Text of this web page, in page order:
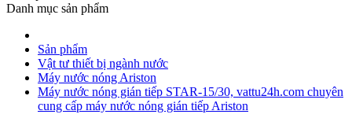
Danh mục sản phẩm
Sản phẩm
Vật tư thiết bị ngành nước
Máy nước nóng Ariston
Máy nước nóng gián tiếp STAR-15/30, vattu24h.com chuyên
cung cấp máy nước nóng gián tiếp Ariston